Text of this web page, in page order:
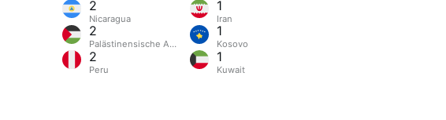
2
Nicaragua
2
Palästinensische Autonomiegebiete
2
Peru
1
Iran
1
Kosovo
1
Kuwait